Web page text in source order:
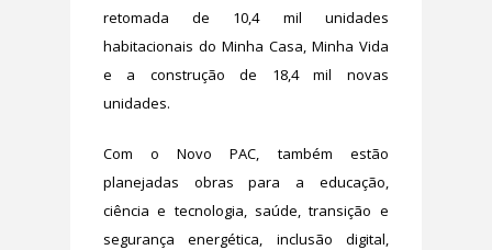
retomada de 10,4 mil unidades
habitacionais do Minha Casa, Minha Vida
e a construção de 18,4 mil novas
unidades.
Com o Novo PAC, também estão
planejadas obras para a educação,
ciência e tecnologia, saúde, transição e
segurança energética, inclusão digital,